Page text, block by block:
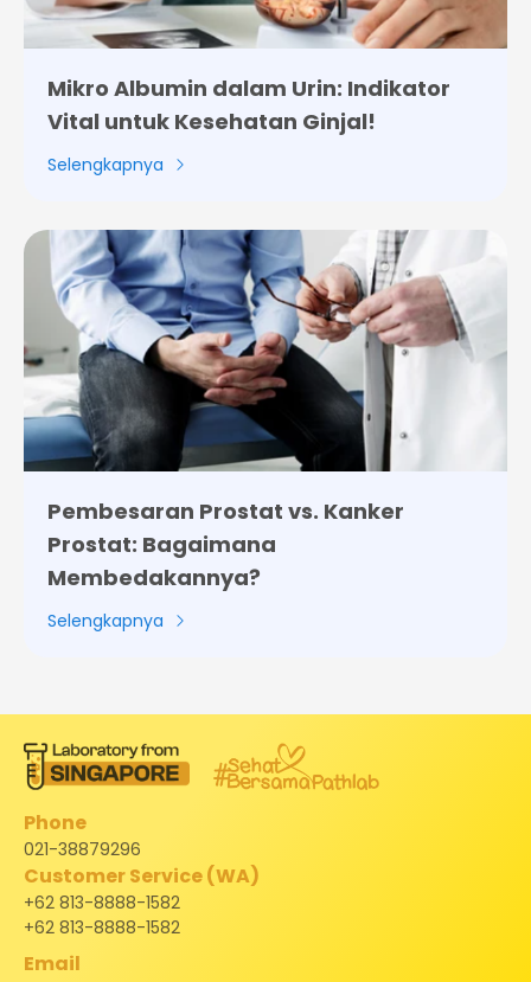
Mikro Albumin dalam Urin: Indikator
Vital untuk Kesehatan Ginjal!
Selengkapnya
Pembesaran Prostat vs. Kanker
Prostat: Bagaimana
Membedakannya?
Selengkapnya
Phone
021-38879296
Customer Service (WA)
+62 813-8888-1582
+62 813-8888-1582
Email